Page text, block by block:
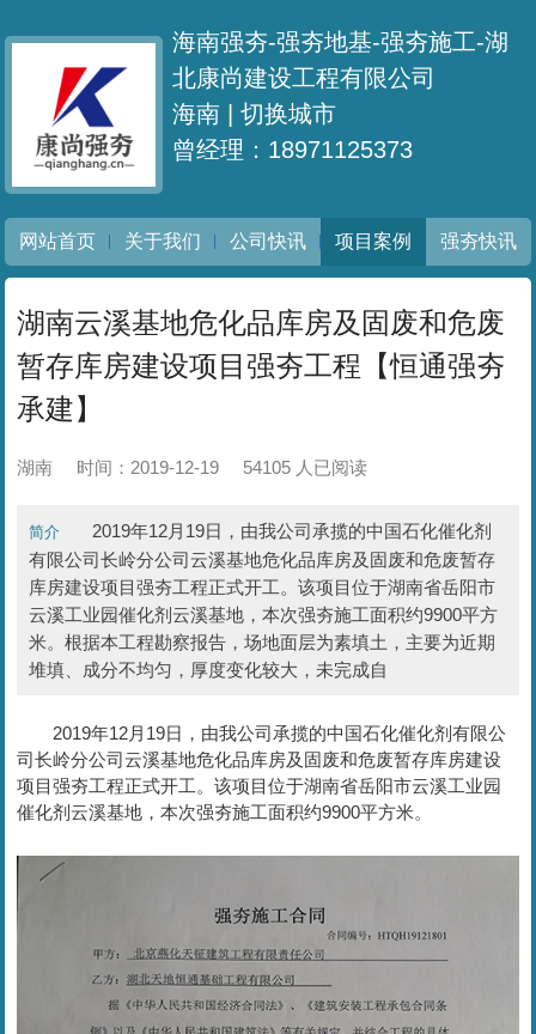
海南强夯-强夯地基-强夯施工-湖
北康尚建设工程有限公司
海南 |切换城市
曾经理：18971125373
网站首页 关于我们 公司快讯 项目案例 强夯快讯
湖南云溪基地危化品库房及固废和危废
暂存库房建设项目强夯工程【恒通强夯
承建】
湖南 时间：2019-12-19 54105 人已阅读
简介
2019年12月19日，由我公司承揽的中国石化催化剂
有限公司长岭分公司云溪基地危化品库房及固废和危废暂存
库房建设项目强夯工程正式开工。该项目位于湖南省岳阳市
云溪工业园催化剂云溪基地，本次强夯施工面积约9900平方
米。根据本工程勘察报告，场地面层为素填土，主要为近期
堆填、成分不均匀，厚度变化较大，未完成自
2019年12月19日，由我公司承揽的中国石化催化剂有限公
司长岭分公司云溪基地危化品库房及固废和危废暂存库房建设
项目强夯工程正式开工。该项目位于湖南省岳阳市云溪工业园
催化剂云溪基地，本次强夯施工面积约9900平方米。